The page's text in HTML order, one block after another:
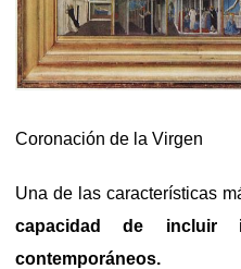
Coronación de la Virgen
Una de las características
capacidad de incluir
contemporáneos.